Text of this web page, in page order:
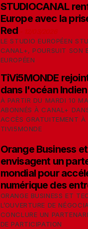
STUDIOCANAL
Europe avec la
Red
LE STUDIO EUROPÉEN
CANAL+, POURSUIT SON
EUROPÉEN
TiVi5MONDE
dans l'océan Indien
À PARTIR DU MARDI 10
ABONNÉS À CANAL+
ACCÈS GRATUITEMENT À
TIVI5MONDE
Orange Business
envisagent un
mondial pour
numérique des
ORANGE BUSINESS ET
L’OUVERTURE DE
CONCLURE UN
DE PARTICIPATION